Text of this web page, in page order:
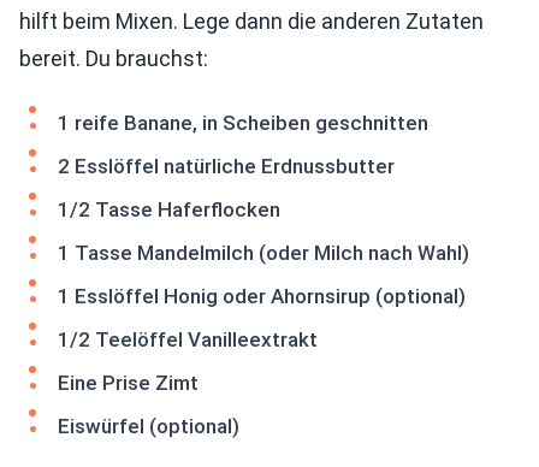
hilft beim Mixen. Lege dann die anderen Zutaten
bereit. Du brauchst:
1 reife Banane, in Scheiben geschnitten
2 Esslöffel natürliche Erdnussbutter
1/2 Tasse Haferflocken
1 Tasse Mandelmilch (oder Milch nach Wahl)
1 Esslöffel Honig oder Ahornsirup (optional)
1/2 Teelöffel Vanilleextrakt
Eine Prise Zimt
Eiswürfel (optional)